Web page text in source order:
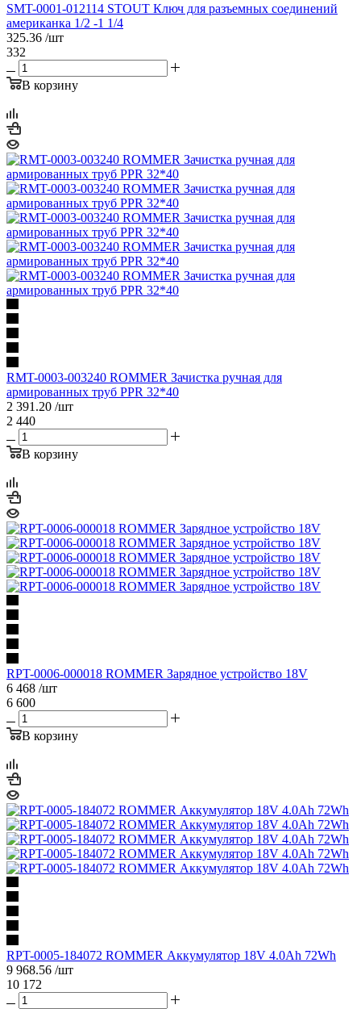
SMT-0001-012114 STOUT Ключ для разъемных соединений
американка 1/2 -1 1/4
325.36 /шт
332
В корзину
RMT-0003-003240 ROMMER Зачистка ручная для
армированных труб PPR 32*40
2 391.20 /шт
2 440
В корзину
RPT-0006-000018 ROMMER Зарядное устройство 18V
6 468 /шт
6 600
В корзину
RPT-0005-184072 ROMMER Аккумулятор 18V 4.0Ah 72Wh
9 968.56 /шт
10 172